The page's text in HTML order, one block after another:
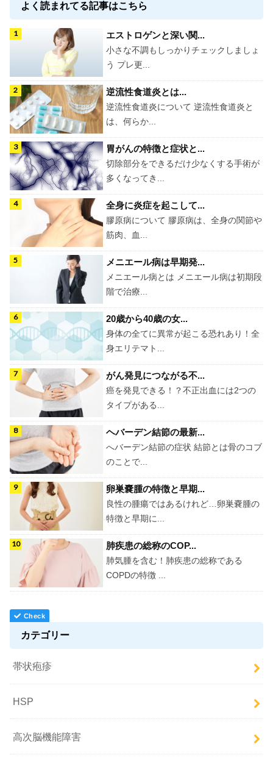
よく読まれてる記事はこちら
エストロゲンと深い関...
小さな不調もしっかりチェックしましょ
う プレ更...
逆流性食道炎とは...
逆流性食道炎について 逆流性食道炎と
は、何らか...
胃がんの特徴と症状と...
切除部分をできるだけ少なくする手術が
多くなってき...
全身に炎症を起こして...
膠原病について 膠原病は、全身の関節や
筋肉、血...
メニエール病は早期発...
メニエール病とは メニエール病は初期段
階で治療...
20歳から40歳の女...
身体の全てに異常が起こる恐れあり！全
身エリテマト...
がん発見につながる不...
癌を発見できる！？不正出血には2つの
タイプがある...
ヘバーデン結節の最新...
へバーデン結節の症状 結節とは骨のコブ
のことで...
卵巣嚢腫の特徴と早期...
良性の腫瘍ではあるけれど…卵巣嚢腫の
特徴と早期に...
肺疾患の総称のCOP...
肺気腫を含む！肺疾患の総称である
COPDの特徴 ...
カテゴリー
帯状疱疹
HSP
高次脳機能障害